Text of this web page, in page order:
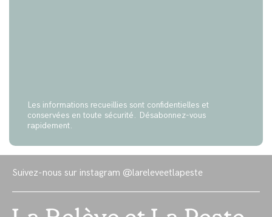
Les informations recueillies sont confidentielles et
conservées en toute sécurité. Désabonnez-vous
rapidement.
Suivez-nous sur instagram @lareleveetlapeste